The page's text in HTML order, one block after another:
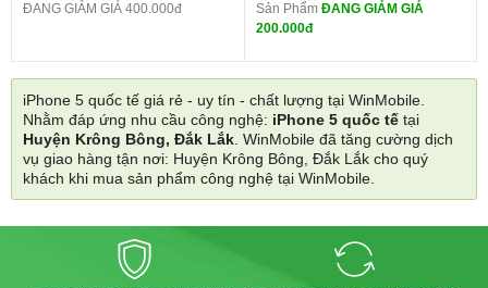
ĐANG GIẢM GIÁ 400.000đ Sản Phẩm ĐANG GIẢM GIÁ
200.000đ
iPhone 5 quốc tế giá rẻ - uy tín - chất lượng tại WinMobile.
Nhằm đáp ứng nhu cầu công nghệ: iPhone 5 quốc tế tại
Huyện Krông Bông, Đắk Lắk. WinMobile đã tăng cường dịch
vụ giao hàng tận nơi: Huyện Krông Bông, Đắk Lắk cho quý
khách khi mua sản phẩm công nghệ tại WinMobile.